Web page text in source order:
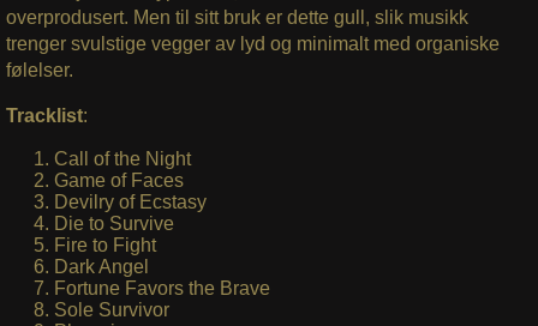
overprodusert. Men til sitt bruk er dette gull, slik musikk
trenger svulstige vegger av lyd og minimalt med organiske
følelser.
Tracklist:
Call of the Night
Game of Faces
Devilry of Ecstasy
Die to Survive
Fire to Fight
Dark Angel
Fortune Favors the Brave
Sole Survivor